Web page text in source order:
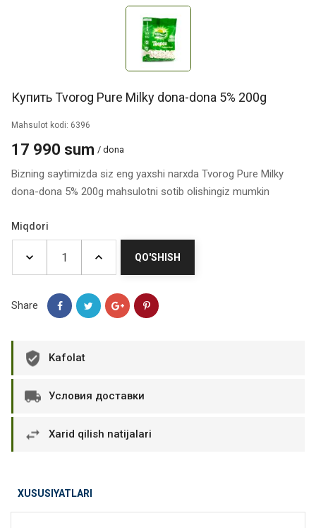
Купить Tvorog Pure Milky dona-dona 5% 200g
Mahsulot kodi: 6396
17 990 sum / dona
Bizning saytimizda siz eng yaxshi narxda Tvorog Pure Milky
dona-dona 5% 200g mahsulotni sotib olishingiz mumkin
Miqdori
QO'SHISH
Share
Kafolat
Условия доставки
Xarid qilish natijalari
XUSUSIYATLARI